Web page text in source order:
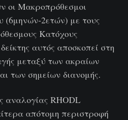
οι Μακροπρόθεσμοι
(6μηνών-2ετών) με τους
Κατόχους
αυτός αποσκοπεί στη
μεταξύ των ακραίων
των σημείων διανομής.
αναλογίας RHODL
απότομη περιστροφή